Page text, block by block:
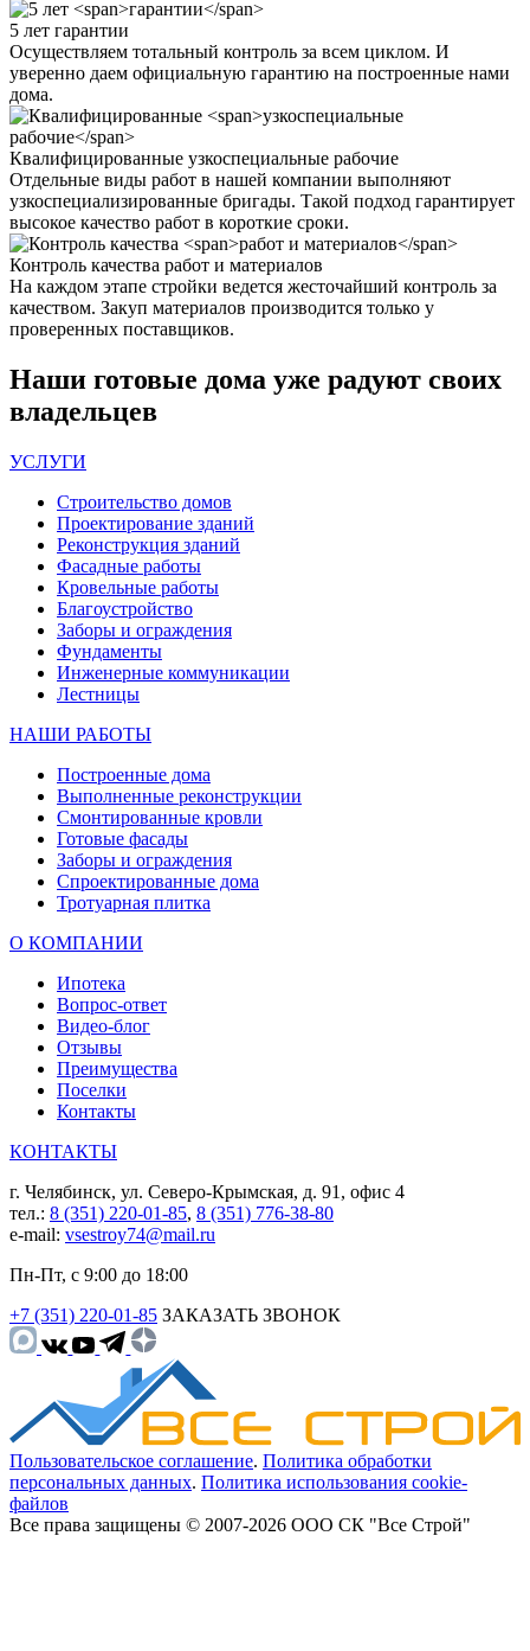
5 лет гарантии
Осуществляем тотальный контроль за всем циклом. И
уверенно даем официальную гарантию на построенные нами
дома.
Квалифицированные узкоспециальные рабочие
Отдельные виды работ в нашей компании выполняют
узкоспециализированные бригады. Такой подход гарантирует
высокое качество работ в короткие сроки.
Контроль качества работ и материалов
На каждом этапе стройки ведется жесточайший контроль за
качеством. Закуп материалов производится только у
проверенных поставщиков.
Наши готовые дома уже радуют своих
владельцев
УСЛУГИ
Строительство домов
Проектирование зданий
Реконструкция зданий
Фасадные работы
Кровельные работы
Благоустройство
Заборы и ограждения
Фундаменты
Инженерные коммуникации
Лестницы
НАШИ РАБОТЫ
Построенные дома
Выполненные реконструкции
Смонтированные кровли
Готовые фасады
Заборы и ограждения
Спроектированные дома
Тротуарная плитка
О КОМПАНИИ
Ипотека
Вопрос-ответ
Видео-блог
Отзывы
Преимущества
Поселки
Контакты
КОНТАКТЫ
г. Челябинск, ул. Северо-Крымская, д. 91, офис 4
тел.: 8 (351) 220-01-85, 8 (351) 776-38-80
e-mail: vsestroy74@mail.ru
Пн-Пт, с 9:00 до 18:00
+7 (351) 220-01-85 ЗАКАЗАТЬ ЗВОНОК
Пользовательское соглашение. Политика обработки
персональных данных. Политика использования cookie-
файлов
Все права защищены © 2007-2026 ООО СК "Все Строй"